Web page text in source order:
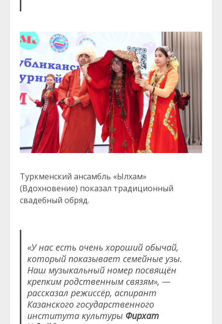
Туркменский ансамбль «Ылхам»
(Вдохновение) показал традиционный
свадебный обряд.
«У нас есть очень хороший обычай,
который показывает семейные узы.
Наш музыкальный номер посвящён
крепким родственным связям», —
рассказал режиссёр, аспирант
Казанского государственного
института культуры Фирхат